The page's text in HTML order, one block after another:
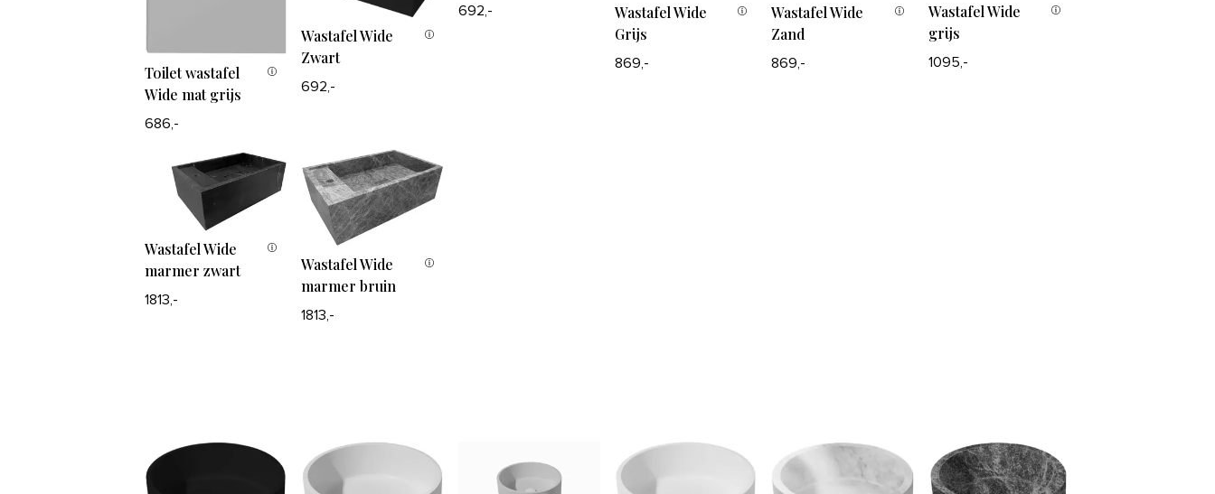
Toilet wastafel
Wide mat grijs
686,-
Wastafel Wide
Zwart
692,-
692,-
Wastafel Wide
Grijs
869,-
Wastafel Wide
Zand
869,-
Wastafel Wide
grijs
1095,-
Wastafel Wide
marmer zwart
1813,-
Wastafel Wide
marmer bruin
1813,-